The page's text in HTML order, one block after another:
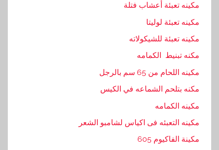
ن
,
ا
ن
د
س
مكينه تعبئة أعشاب فتلة
مكينه تعبئة لوليتا
مكينه تعبئة للشيكولاته
مكنه تبنيط الكمامه
مكينه اللحام من 65 سم بالرجل
مكنه بتلحم الشماعه في الكيس
مكينه الكمامه
مكينه التعبئه فى اكياس لشامبو الشعر
مكينة الفاكيوم 605